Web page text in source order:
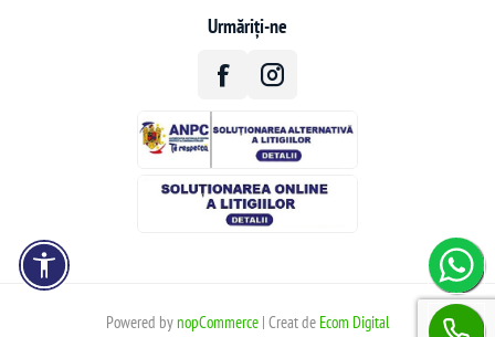
Urmăriți-ne
Powered bynopCommerce| Creat de Ecom Digital